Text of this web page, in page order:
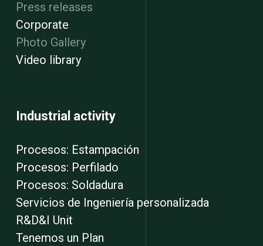
Press releases
Corporate
Photo Gallery
Video library
Industrial activity
Procesos: Estampación
Procesos: Perfilado
Procesos: Soldadura
Servicios de Ingeniería personalizada
R&D&I Unit
Tenemos un Plan